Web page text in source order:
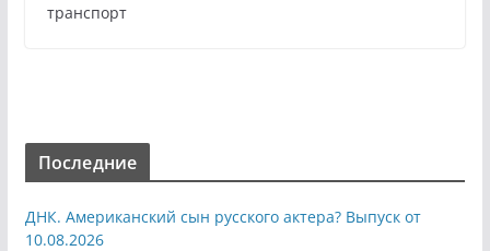
транспорт
Последние
ДНК. Американский сын русского актера? Выпуск от
10.08.2026